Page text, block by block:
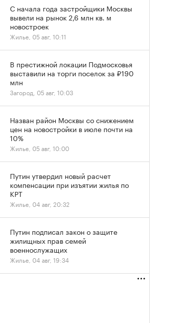
С начала года застройщики Москвы
вывели на рынок 2,6 млн кв. м
новостроек
Жилье, 05 авг, 10:11
В престижной локации Подмосковья
выставили на торги поселок за ₽190
млн
Загород, 05 авг, 10:03
Назван район Москвы со снижением
цен на новостройки в июле почти на
10%
Жилье, 05 авг, 10:00
Путин утвердил новый расчет
компенсации при изъятии жилья по
КРТ
Жилье, 04 авг, 20:32
Путин подписал закон о защите
жилищных прав семей
военнослужащих
Жилье, 04 авг, 19:34